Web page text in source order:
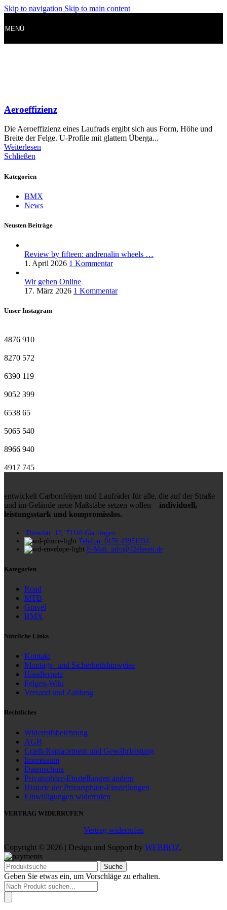
Skip to navigation Skip to main content
MENÜ
Aeroeffizienz
Die Aeroeffizienz eines Laufrads ergibt sich aus Form, Höhe und
Breite der Felge. U-Profile mit glattem Überga...
Weiterlesen
Schließen
Kategorien
BMX
News
Neusten Beiträge
Review by fifteen: andrenalin wheels …
1. April 2026 1 Kommentar
Wir gehen Online
17. März 2026 1 Kommentar
Unser Instagram
4876 910
8270 572
6390 119
9052 399
6538 65
5065 540
8966 940
4917 745
entwickelt Carbonfelgen und Laufräder für alle, die auf der Straße
und im Gelände neue Maßstäbe setzen wollen – individuell,
leistungsstark und kompromisslos.
Dieselstr. 12, 71116 Gärtringen
Telefon: 0176 43951934
E-Mail: info@12eleven.de
Kategorien
Road
MTB
Gravel
BMX
Nützliche Links
Kontakt
Montage- und Sicherheitshinweise
Händlernetz
Felgen-Wiki
Versand und Zahlung
Rechtliches
Widerrufsbelehrung
AGB
Crash-Replacement und Gewährleistung
Impressum
Datenschutz
Privatsphäre-Einstellungen ändern
Historie der Privatsphäre-Einstellungen
Einwilligungen widerrufen
VERTRAG WIDERRUFEN
Vertrag widerrufen
Copyright © 2026 | Design und Support by WEBBOZ.
Suche
Geben Sie etwas ein, um Vorschläge zu erhalten.
Products
search